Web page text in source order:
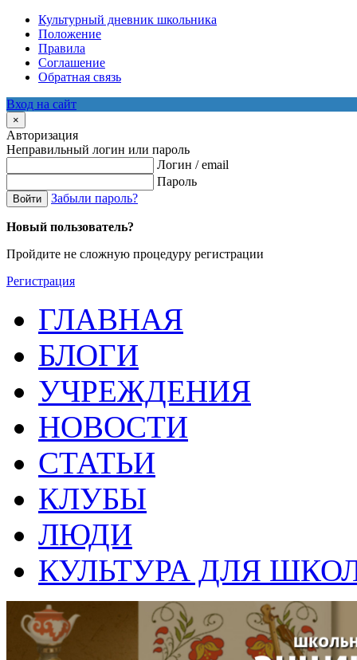
Культурный дневник школьника
Положение
Правила
Соглашение
Обратная связь
Вход на сайт
×
Авторизация
Неправильный логин или пароль
Логин / email
Пароль
Войти Забыли пароль?
Новый пользователь?
Пройдите не сложную процедуру регистрации
Регистрация
ГЛАВНАЯ
БЛОГИ
УЧРЕЖДЕНИЯ
НОВОСТИ
СТАТЬИ
КЛУБЫ
ЛЮДИ
КУЛЬТУРА ДЛЯ